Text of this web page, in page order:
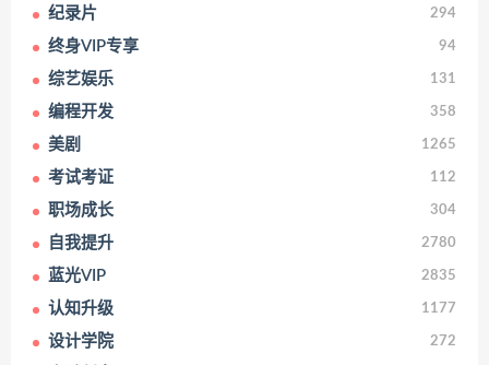
纪录片 294
终身VIP专享 94
综艺娱乐 131
编程开发 358
美剧 1265
考试考证 112
职场成长 304
自我提升 2780
蓝光VIP 2835
认知升级 1177
设计学院 272